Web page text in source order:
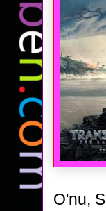
O'nu,